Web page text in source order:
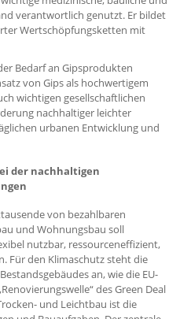
verantwortlich genutzt. Er bildet
Wertschöpfungsketten mit
Bedarf an Gipsprodukten
von Gips als hochwertigem
wichtigen gesellschaftlichen
nachhaltiger leichter
urbanen Entwicklung und
der nachhaltigen
von bezahlbaren
und Wohnungsbau soll
nutzbar, ressourceneffizient,
Für den Klimaschutz steht die
an, wie die EU-
des Green Deal
und Leichtbau ist die